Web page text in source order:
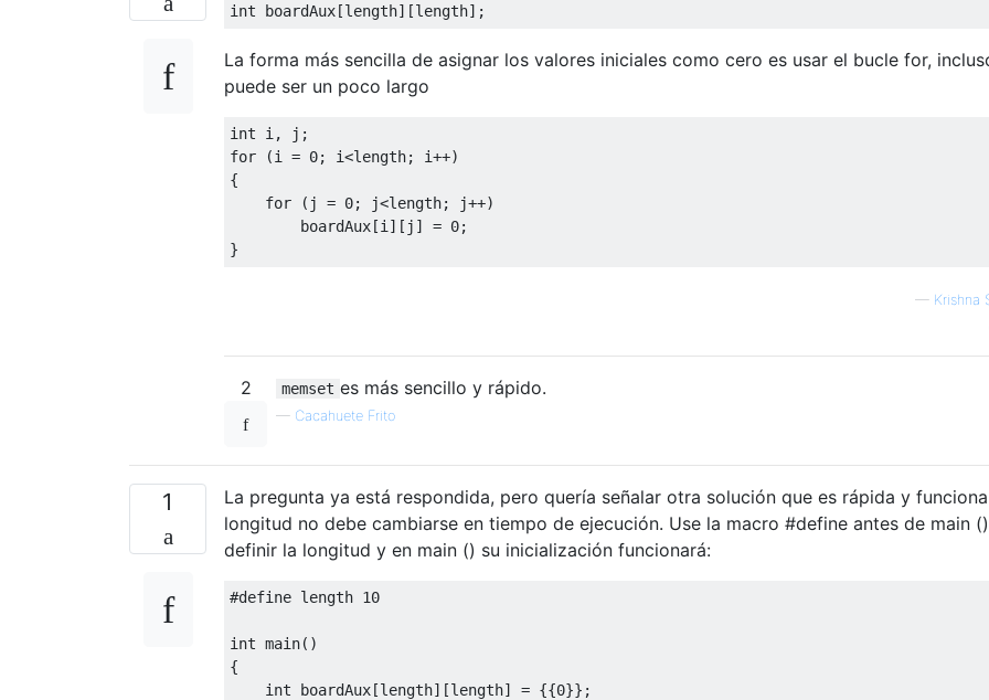
int boardAux[length][length];
La forma más sencilla de asignar los valores iniciales como cero es usar el bucle for,
puede ser un poco largo
int i , j ;
for
(i = 0; i<length; i++)
{
for
( j = 0; j<length; j++)
        boardAux
[i ][ j ] = 0;
}
— Krishna
2 memset es más sencillo y rápido.
— Cacahuete Frito
1
La pregunta ya está respondida, pero quería señalar otra solución que es rápida y
longitud no debe cambiarse en tiempo de ejecución. Use la macro #define antes de main
definir la longitud y en main () su inicialización funcionará:
#define length 10
int main()
{
int boardAux[length][length] = {{0}};